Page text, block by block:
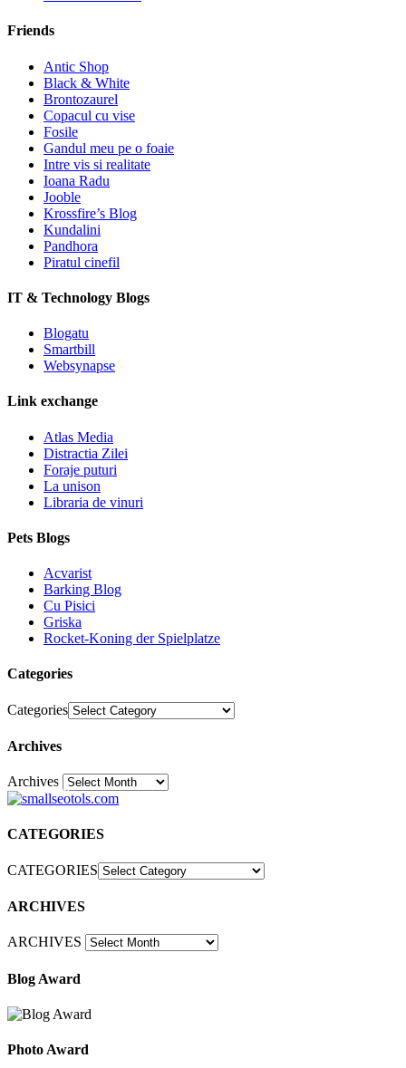
Friends
Antic Shop
Black & White
Brontozaurel
Copacul cu vise
Fosile
Gandul meu pe o foaie
Intre vis si realitate
Ioana Radu
Jooble
Krossfire’s Blog
Kundalini
Pandhora
Piratul cinefil
IT & Technology Blogs
Blogatu
Smartbill
Websynapse
Link exchange
Atlas Media
Distractia Zilei
Foraje puturi
La unison
Libraria de vinuri
Pets Blogs
Acvarist
Barking Blog
Cu Pisici
Griska
Rocket-Koning der Spielplatze
Categories
Categories
Archives
Archives30
CATEGORIES
CATEGORIES
ARCHIVES
ARCHIVES
Blog Award
Photo Award